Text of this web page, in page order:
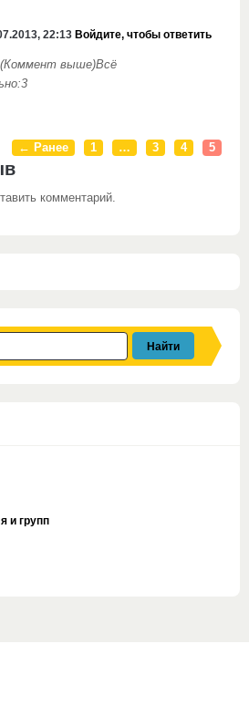
22:13 Войдите, чтобы ответить
(Коммент выше)Всё
← Ранее 1 … 3 4 5
комментарий.
и групп